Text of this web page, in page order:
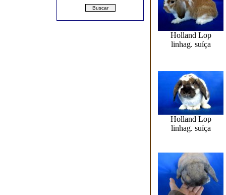
Holland Lop
linhag. suíça
Holland Lop
linhag. suíça